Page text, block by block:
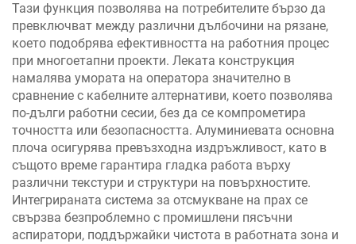
Тази функция позволява на потребителите бързо да
превключват между различни дълбочини на рязане,
което подобрява ефективността на работния процес
при многоетапни проекти. Леката конструкция
намалява умората на оператора значително в
сравнение с кабелните алтернативи, което позволява
по-дълги работни сесии, без да се компрометира
точността или безопасността. Алуминиевата основна
плоча осигурява превъзходна издръжливост, като в
същото време гарантира гладка работа върху
различни текстури и структури на повърхностите.
Интегрираната система за отсмукване на прах се
свързва безпроблемно с промишлени пясъчни
аспиратори, поддържайки чистота в работната зона и